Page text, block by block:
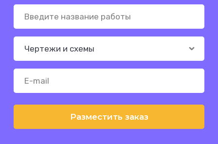
Разместить заказ